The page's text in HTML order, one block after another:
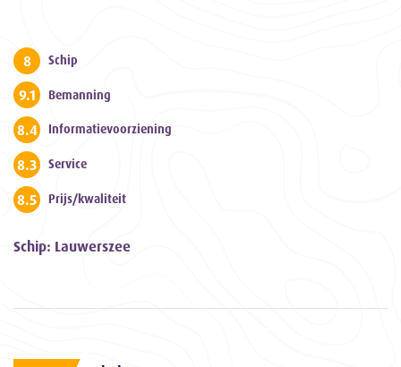
8 Schip
9.1 Bemanning
8.4 Informatievoorziening
8.3 Service
8.5 Prijs/kwaliteit
Schip: Lauwerszee